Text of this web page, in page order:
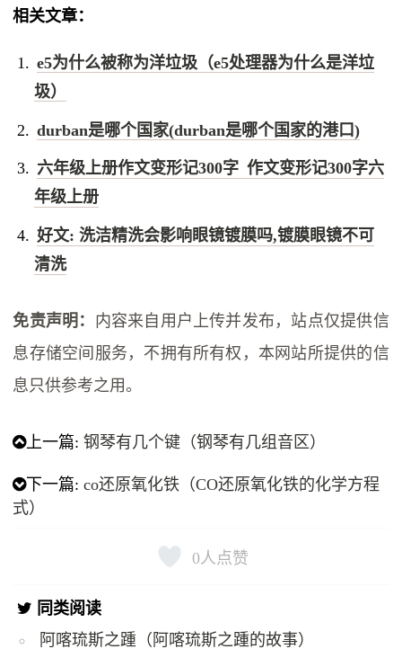
相关文章：
e5为什么被称为洋垃圾（e5处理器为什么是洋垃
圾）
durban是哪个国家(durban是哪个国家的港口)
六年级上册作文变形记300字 作文变形记300字六
年级上册
好文: 洗洁精洗会影响眼镜镀膜吗,镀膜眼镜不可
清洗
免责声明： 内容来自用户上传并发布，站点仅提供信
息存储空间服务，不拥有所有权，本网站所提供的信
息只供参考之用。
上一篇:钢琴有几个键（钢琴有几组音区）
下一篇:co还原氧化铁（CO还原氧化铁的化学方程
式）
0人点赞
同类阅读
阿喀琉斯之踵（阿喀琉斯之踵的故事）